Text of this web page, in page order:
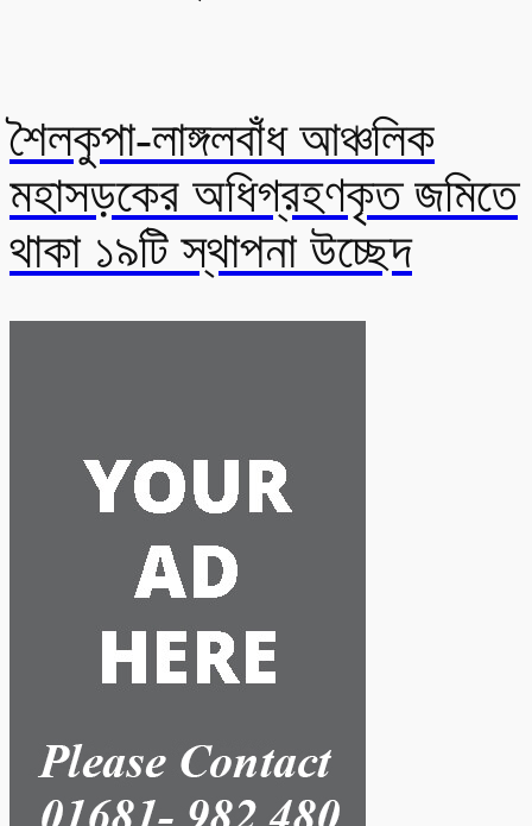
শৈলকুপা-লাঙ্গলবাঁধ আঞ্চলিক
মহাসড়কের অধিগ্রহণকৃত জমিতে
থাকা ১৯টি স্থাপনা উচ্ছেদ